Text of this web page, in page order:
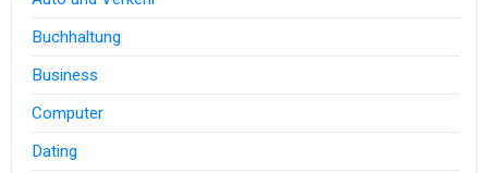
Buchhaltung
Business
Computer
Dating